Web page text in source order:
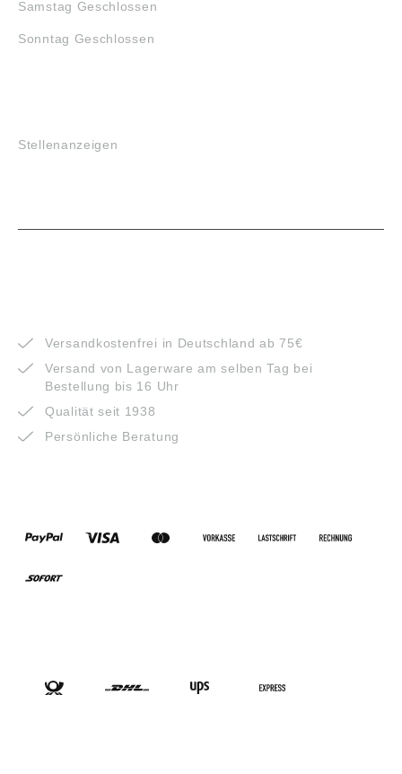
Samstag Geschlossen
Sonntag Geschlossen
Stellenanzeigen
Versandkostenfrei in Deutschland ab 75€
Versand von Lagerware am selben Tag bei
Bestellung bis 16 Uhr
Qualität seit 1938
Persönliche Beratung